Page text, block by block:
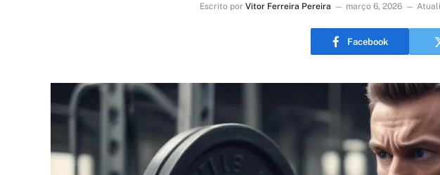
Escrito por Vitor Ferreira Pereira março 6, 2026
Facebook